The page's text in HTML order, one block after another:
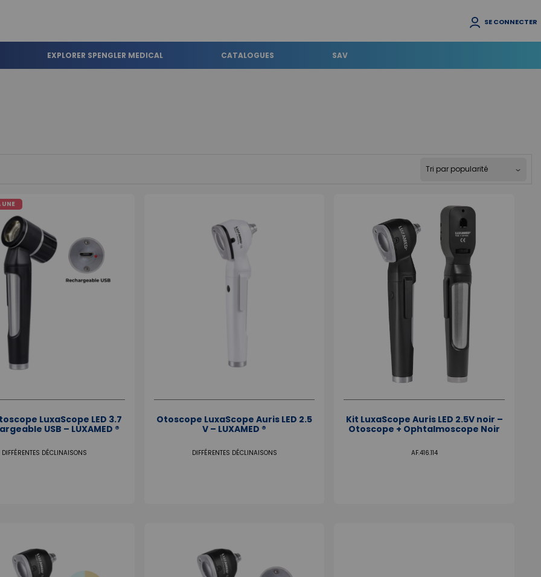
SE CONNECTER
EXPLORER SPENGLER MEDICAL CATALOGUES SAV
UNE
LuxaScope LED 3.7
USB – LUXAMED ®
DIFFÉRENTES DÉCLINAISONS
Otoscope LuxaScope Auris LED 2.5
V – LUXAMED ®
DIFFÉRENTES DÉCLINAISONS
Kit LuxaScope Auris LED 2.5V noir –
Otoscope + Ophtalmoscope Noir
AF.416.114